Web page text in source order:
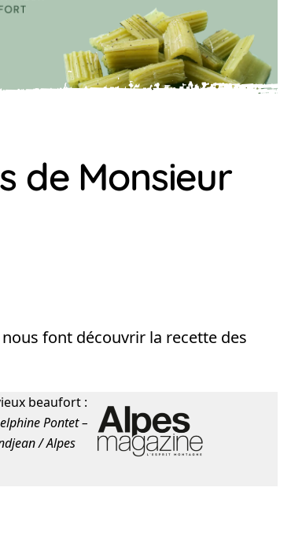
de Monsieur
font découvrir la recette des
beaufort :
Pontet –
/ Alpes